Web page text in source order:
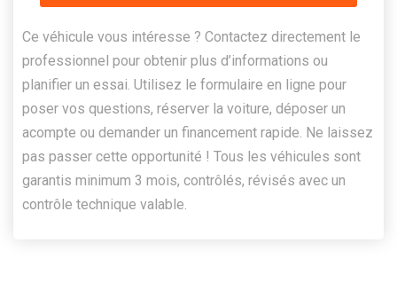
Ce véhicule vous intéresse ? Contactez directement le
professionnel pour obtenir plus d’informations ou
planifier un essai. Utilisez le formulaire en ligne pour
poser vos questions, réserver la voiture, déposer un
acompte ou demander un financement rapide. Ne laissez
pas passer cette opportunité ! Tous les véhicules sont
garantis minimum 3 mois, contrôlés, révisés avec un
contrôle technique valable.